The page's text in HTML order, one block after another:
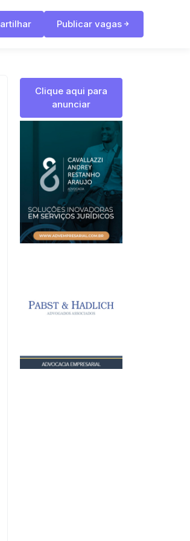
Publicar vagas
plano de saúde.
Clique aqui para
anunciar